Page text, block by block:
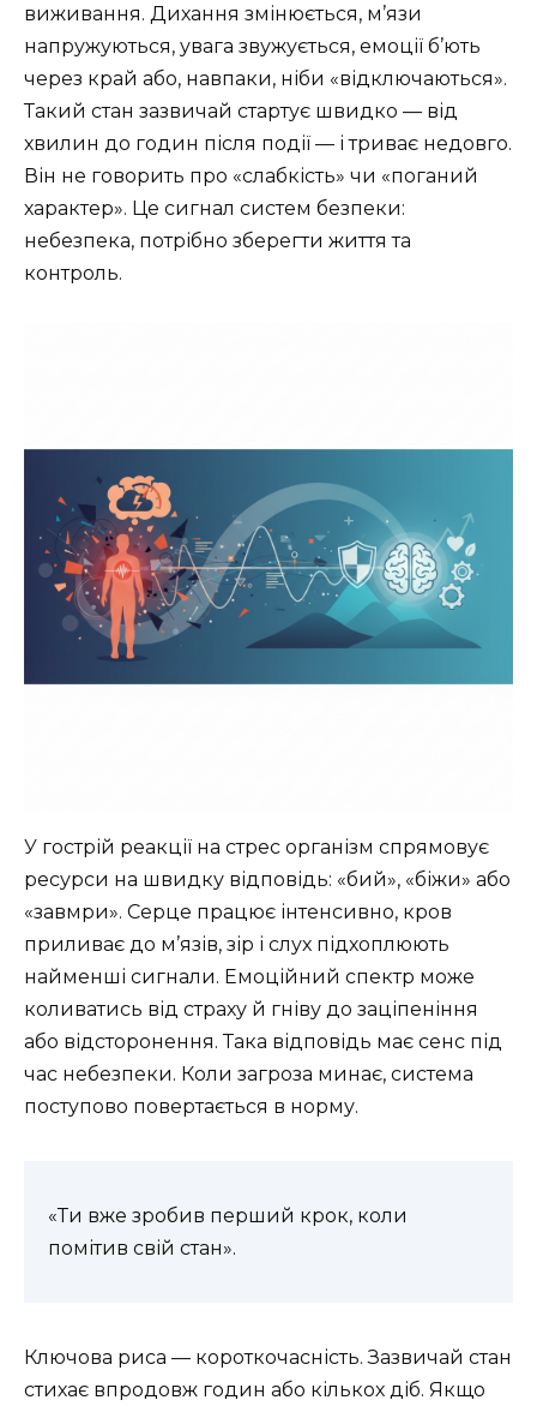
виживання. Дихання змінюється, м’язи
напружуються, увага звужується, емоції б’ють
через край або, навпаки, ніби «відключаються».
Такий стан зазвичай стартує швидко — від
хвилин до годин після події — і триває недовго.
Він не говорить про «слабкість» чи «поганий
характер». Це сигнал систем безпеки:
небезпека, потрібно зберегти життя та
контроль.
У гострій реакції на стрес організм спрямовує
ресурси на швидку відповідь: «бий», «біжи» або
«завмри». Серце працює інтенсивно, кров
приливає до м’язів, зір і слух підхоплюють
найменші сигнали. Емоційний спектр може
коливатись від страху й гніву до заціпеніння
або відсторонення. Така відповідь має сенс під
час небезпеки. Коли загроза минає, система
поступово повертається в норму.
«Ти вже зробив перший крок, коли
помітив свій стан».
Ключова риса — короткочасність. Зазвичай стан
стихає впродовж годин або кількох діб. Якщо